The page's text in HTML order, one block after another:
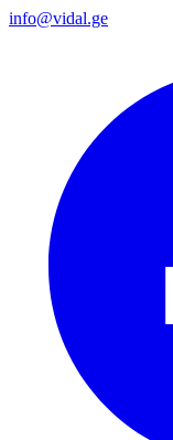
info@vidal.ge